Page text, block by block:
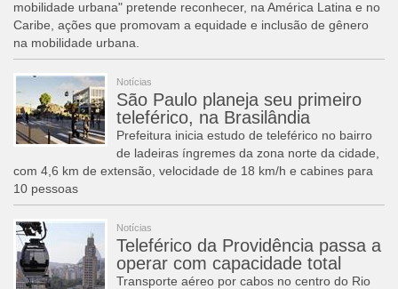
mobilidade urbana" pretende reconhecer, na América Latina e no
Caribe, ações que promovam a equidade e inclusão de gênero
na mobilidade urbana.
Notícias
São Paulo planeja seu primeiro
teleférico, na Brasilândia
Prefeitura inicia estudo de teleférico no bairro
de ladeiras íngremes da zona norte da cidade,
com 4,6 km de extensão, velocidade de 18 km/h e cabines para
10 pessoas
Notícias
Teleférico da Providência passa a
operar com capacidade total
Transporte aéreo por cabos no centro do Rio